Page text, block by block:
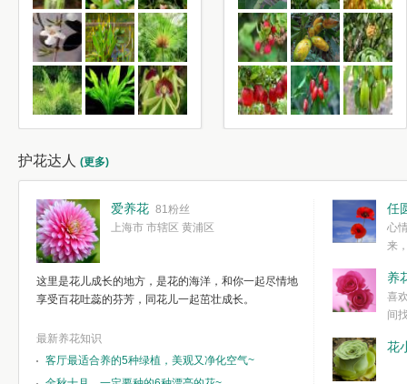
护花达人 (更多)
爱养花 81粉丝
上海市 市辖区 黄浦区
这里是花儿成长的地方，是花的海洋，和你一起尽情地
享受百花吐蕊的芬芳，同花儿一起茁壮成长。
最新养花知识
客厅最适合养的5种绿植，美观又净化空气~
任
心
来
简单愉快的心
我们自己复杂
养
喜
间
花